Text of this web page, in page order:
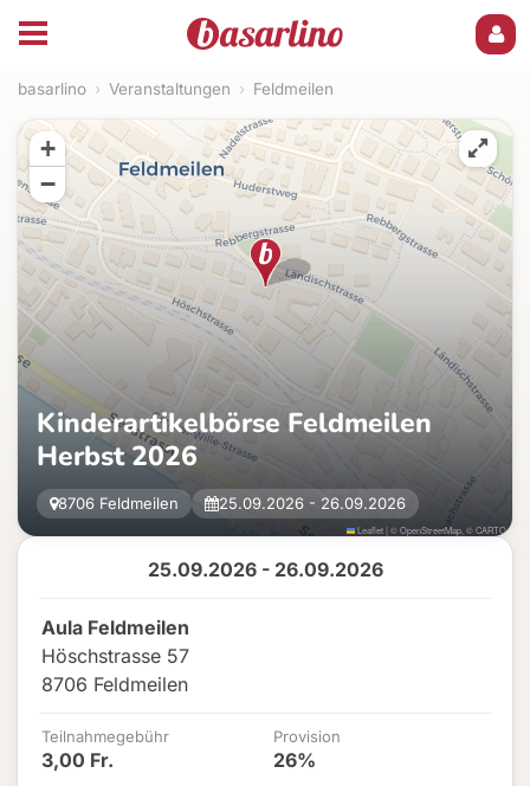
basarlino › Veranstaltungen › Feldmeilen
25.09.2026 - 26.09.2026
Aula Feldmeilen
Höschstrasse 57
8706 Feldmeilen
Teilnahmegebühr
3,00 Fr.
Provision
26%
Kinderartikelbörse Feldmeilen
Herbst 2026
8706 Feldmeilen 25.09.2026 - 26.09.2026
+
−
Leaflet|©OpenStreetMap , ©CARTO